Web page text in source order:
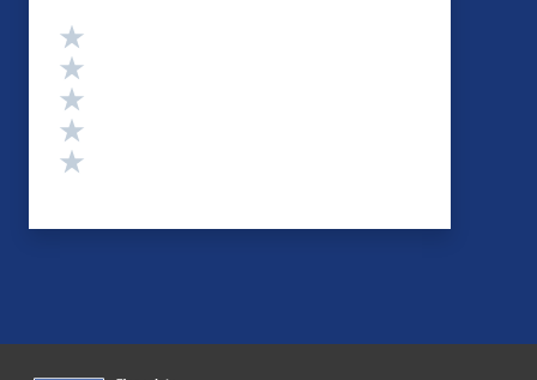
Valutazione